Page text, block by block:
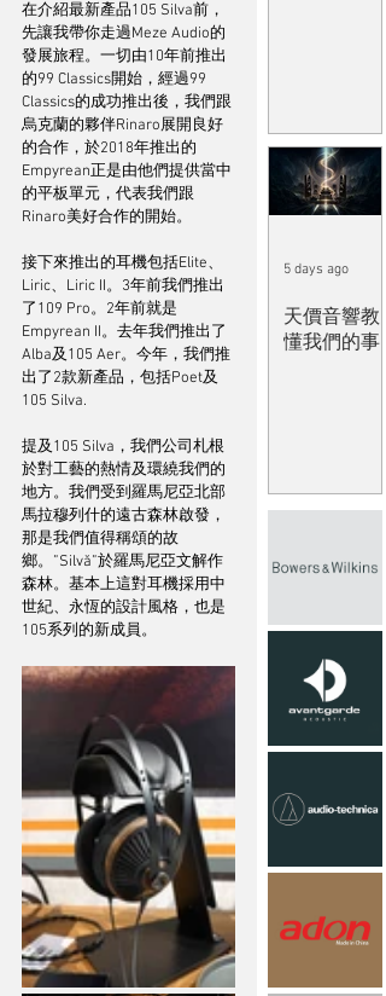
在介紹最新產品105 Silva前，
先讓我帶你走過Meze Audio的
發展旅程。一切由10年前推出
的99 Classics開始，經過99
Classics的成功推出後，我們跟
烏克蘭的夥伴Rinaro展開良好
的合作，於2018年推出的
Empyrean正是由他們提供當中
的平板單元，代表我們跟
Rinaro美好合作的開始。
接下來推出的耳機包括Elite、
Liric、Liric II。3年前我們推出
了109 Pro。2年前就是
Empyrean II。去年我們推出了
Alba及105 Aer。今年，我們推
出了2款新產品，包括Poet及
105 Silva.
提及105 Silva，我們公司札根
於對工藝的熱情及環繞我們的
地方。我們受到羅馬尼亞北部
馬拉穆列什的遠古森林啟發，
那是我們值得稱頌的故
鄉。”Silvă”於羅馬尼亞文解作
森林。基本上這對耳機採用中
世紀、永恆的設計風格，也是
105系列的新成員。
天價音響教
懂我們的事
5 days ago